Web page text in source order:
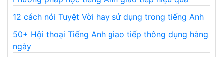
12 cách nói Tuyệt Vời hay sử dụng trong tiếng Anh
50+ Hội thoại Tiếng Anh giao tiếp thông dụng hàng
ngày